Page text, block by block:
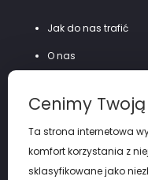
Jak do nas trafić
O nas
Polityka prywatności
Cenimy
Ta strona internetowa
komfort korzystania z
sklasyfikowane jako